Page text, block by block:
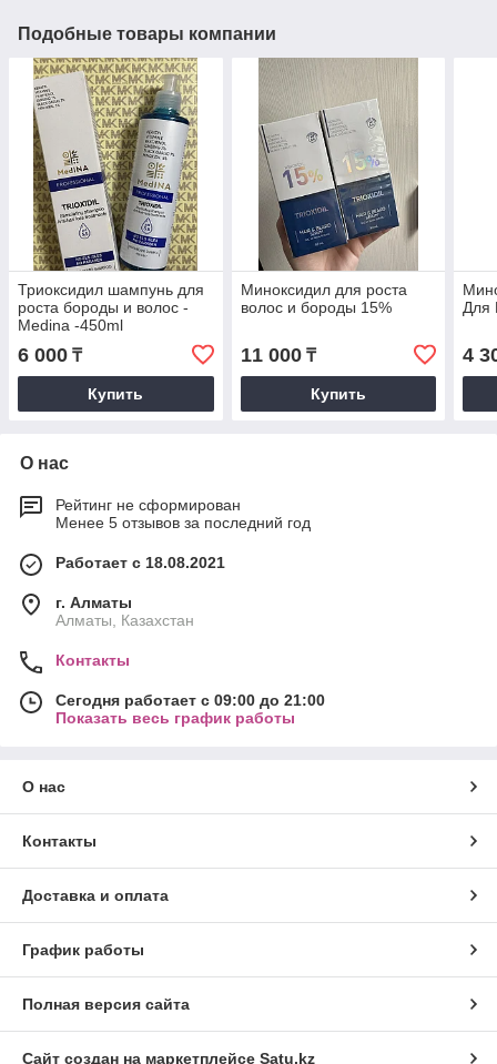
Подобные товары компании
Триоксидил шампунь для
роста бороды и волос -
Medina -450ml
6 000 ₸
Купить
Миноксидил для роста
волос и бороды 15%
11 000₸
Купить
Для
4
О нас
Рейтинг не сформирован
Менее 5 отзывов за последний год
Работает с 18.08.2021
г. Алматы
Алматы, Казахстан
Контакты
Сегодня работает с 09:00 до 21:00
Показать весь график работы
О нас
Контакты
Доставка и оплата
График работы
Полная версия сайта
Сайт создан на маркетплейсе Satu.kz